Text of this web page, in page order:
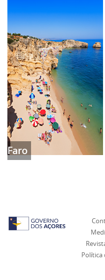
Faro
Política